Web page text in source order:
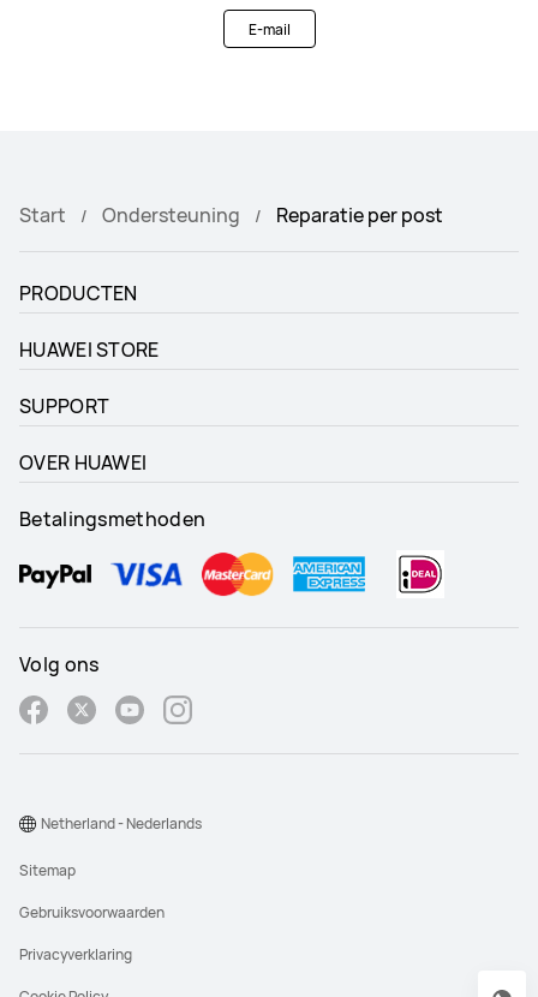
E-mail
Start Ondersteuning Reparatie per post
PRODUCTEN
HUAWEI STORE
SUPPORT
OVER HUAWEI
Betalingsmethoden
Volg ons
Sitemap
Gebruiksvoorwaarden
Privacyverklaring
Netherland - Nederlands